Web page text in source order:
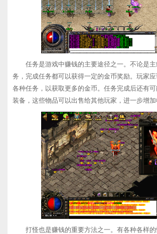
任务是游戏中赚钱的主要途径之一。不论是
务，完成任务都可以获得一定的金币奖励。玩家
各种任务，以获取更多的金币。任务完成后还有
装备，这些物品可以出售给其他玩家，进一步增加
打怪也是赚钱的重要方法之一。有各种各样